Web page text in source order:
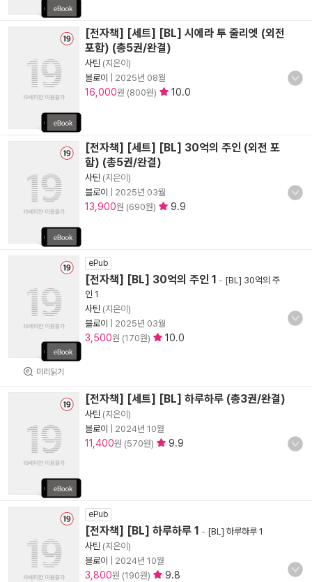
[전자책] [세트] [BL] 시에라 투 줄리엣 (외전
포함) (총5권/완결)
사틴 (지은이)
블로이
2025년 08월
16,000원 (800원) 10.0
[전자책] [세트] [BL] 30억의 주인 (외전 포
함) (총5권/완결)
사틴 (지은이)
블로이
2025년 03월
13,900원 (690원) 9.9
미리읽기
ePub
[전자책] [BL] 30억의 주인 1 - [BL] 30억의 주
인 1
사틴 (지은이)
블로이
2025년 03월
3,500원 (170원) 10.0
[전자책] [세트] [BL] 하루하루 (총3권/완결)
사틴 (지은이)
블로이
2024년 10월
11,400원 (570원) 9.9
ePub
[전자책] [BL] 하루하루 1 - [BL] 하루하루 1
사틴 (지은이)
블로이
2024년 10월
3,800원 (190원) 9.8